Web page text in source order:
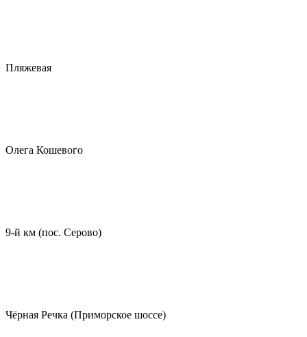
Пляжевая
Олега Кошевого
9-й км (пос. Серово)
Чёрная Речка (Приморское шоссе)